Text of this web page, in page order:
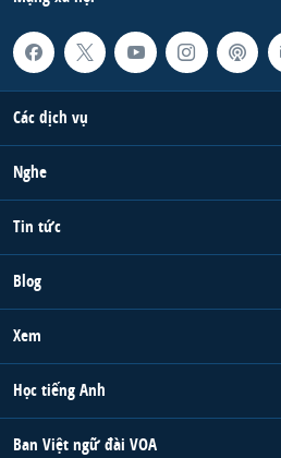
Các dịch vụ
Nghe
Tin tức
Blog
Xem
Học tiếng Anh
Ban Việt ngữ đài VOA